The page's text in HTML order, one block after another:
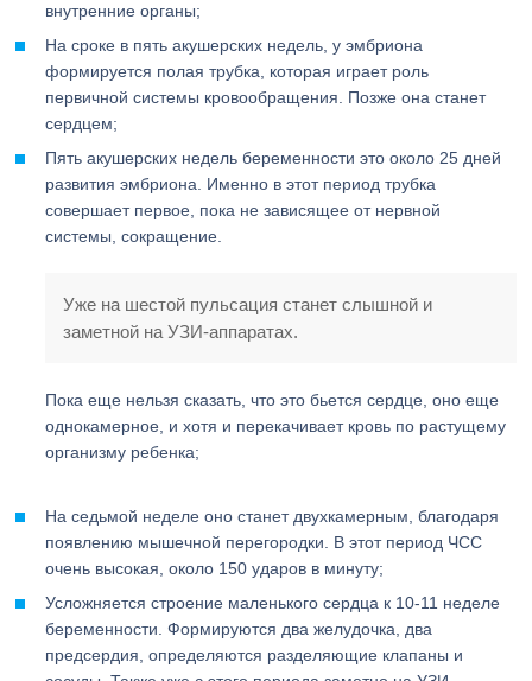
внутренние органы;
На сроке в пять акушерских недель, у эмбриона
формируется полая трубка, которая играет роль
первичной системы кровообращения. Позже она станет
сердцем;
Пять акушерских недель беременности это около 25 дней
развития эмбриона. Именно в этот период трубка
совершает первое, пока не зависящее от нервной
системы, сокращение.
Уже на шестой пульсация станет слышной и
заметной на УЗИ-аппаратах.
Пока еще нельзя сказать, что это бьется сердце, оно еще
однокамерное, и хотя и перекачивает кровь по растущему
организму ребенка;
На седьмой неделе оно станет двухкамерным, благодаря
появлению мышечной перегородки. В этот период ЧСС
очень высокая, около 150 ударов в минуту;
Усложняется строение маленького сердца к 10-11 неделе
беременности. Формируются два желудочка, два
предсердия, определяются разделяющие клапаны и